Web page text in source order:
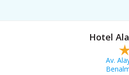
Hotel
Av.